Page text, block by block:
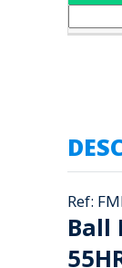
Ref:
Ball